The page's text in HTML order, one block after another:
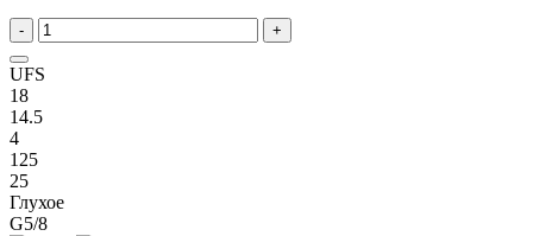
- +
UFS
18
14.5
4
125
25
Глухое
G5/8